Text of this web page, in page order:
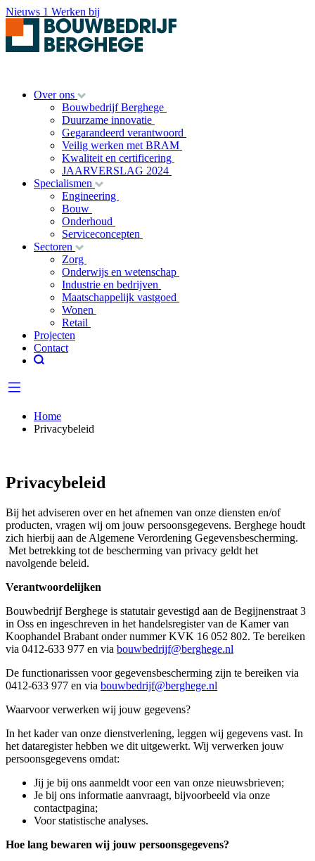
Nieuws 1 Werken bij
Over ons
Bouwbedrijf Berghege
Duurzame innovatie
Gegarandeerd verantwoord
Veilig werken met BRAM
Kwaliteit en certificering
JAARVERSLAG 2024
Specialismen
Engineering
Bouw
Onderhoud
Serviceconcepten
Sectoren
Zorg
Onderwijs en wetenschap
Industrie en bedrijven
Maatschappelijk vastgoed
Wonen
Retail
Projecten
Contact
Home
Privacybeleid
Privacybeleid
Bij het adviseren over en het afnemen van onze diensten en/of
producten, vragen wij om jouw persoonsgegevens. Berghege houdt
zich hierbij aan de Algemene Verordening Gegevensbescherming.
Met betrekking tot de bescherming van privacy geldt het
navolgende beleid.
Verantwoordelijken
Bouwbedrijf Berghege is statutair gevestigd aan de Begijnenstraat 3
in Oss en ingeschreven in het handelsregister van de Kamer van
Koophandel Brabant onder nummer KVK 16 052 802. Te bereiken
via 0412-633 977 en via bouwbedrijf@berghege.nl
De functionarissen voor gegevensbescherming zijn te bereiken via
0412-633 977 en via bouwbedrijf@berghege.nl
Waarvoor verwerken wij jouw gegevens?
In het kader van onze dienstverlening, leggen wij gegevens vast. In
het dataregister hebben we dit uitgewerkt. Wij verwerken jouw
persoonsgegevens omdat:
Jij je bij ons aanmeldt voor een van onze nieuwsbrieven;
Je bij ons informatie aanvraagt, bijvoorbeeld via onze
contactpagina;
Voor statistische analyses.
Hoe lang bewaren wij jouw persoonsgegevens?